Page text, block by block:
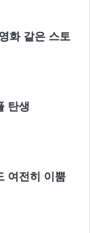
화 같은 스토
탄생
여전히 이뿜